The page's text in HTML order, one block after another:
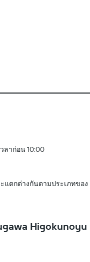
ลาก่อน 10:00
แตกต่างกันตามประเภทของ
Higokunoyu